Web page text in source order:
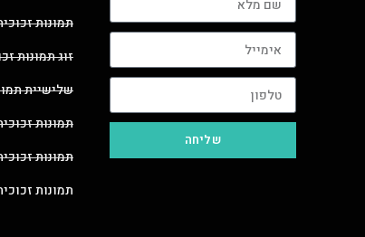
שליחה
תמונות
זוג תמונות
שלישיית
תמונות
תמונות
תמונות